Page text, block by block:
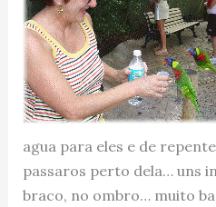
agua para eles e de
passaros perto dela… uns
braco, no ombro… muito